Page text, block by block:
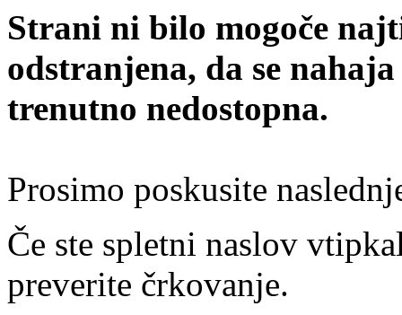
Strani ni bilo mogoče
odstranjena, da se
trenutno nedostopna.
Prosimo poskusite
Če ste spletni naslov
preverite črkovanje.